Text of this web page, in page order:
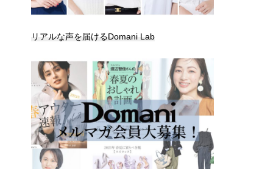
リアルな声を届けるDomani Lab